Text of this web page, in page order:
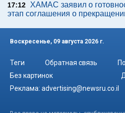
17:12 ХАМАС заявил о
этап соглашения о
Воскресенье, 09 августа 2026 г.
Теги Обратная связь
Без картинок
Реклама: advertising@newsru.co.il